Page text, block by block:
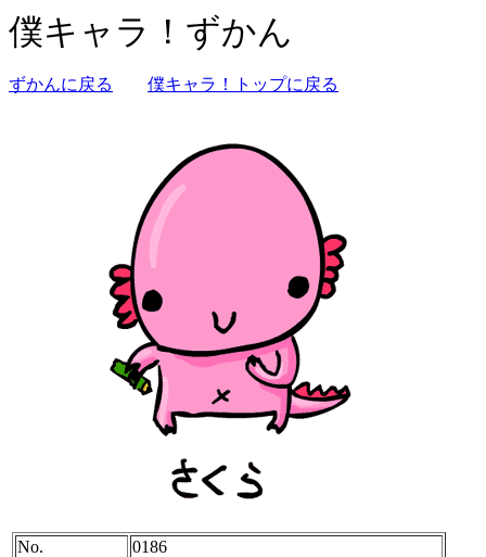
僕キャラ！ずかん
ずかんに戻る 僕キャラ！トップに戻る
No.
0186